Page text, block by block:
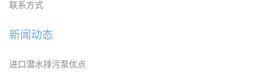
联系方式
新闻动态
进口潜水排污泵优点